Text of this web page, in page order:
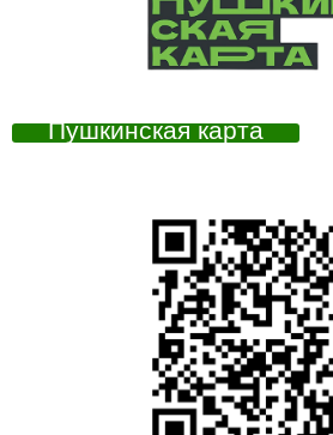
Пушкинская карта